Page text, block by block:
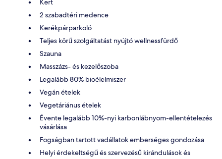
Kert
2 szabadtéri medence
Kerékpárparkoló
Teljes körű szolgáltatást nyújtó wellnessfürdő
Szauna
Masszázs- és kezelőszoba
Legalább 80% bioélelmiszer
Vegán ételek
Vegetáriánus ételek
Évente legalább 10%-nyi karbonlábnyom-ellentételezés
vásárlása
Fogságban tartott vadállatok emberséges gondozása
Helyi érdekeltségű és szervezésű kirándulások és